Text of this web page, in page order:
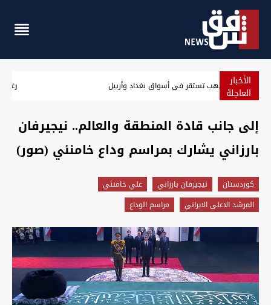
الأخبار
العاجلة أسعار الذهب تستقر في أسواق بغداد وأربيل
إلى جانب قادة المنطقة والعالم.. نيجيرفان
بارزاني يشارك بمراسم وداع خامنئي (صور)
كوردستان نيجيرفان بارزاني
علي خامنئي
المرشد الاعلى الايراني
مراسم الوداع